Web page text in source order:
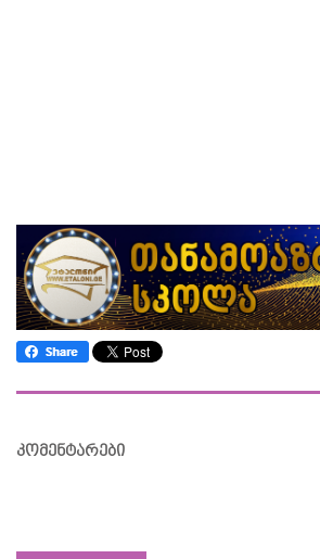
კომენტარები